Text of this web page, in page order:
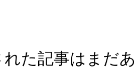
た記事はまだ